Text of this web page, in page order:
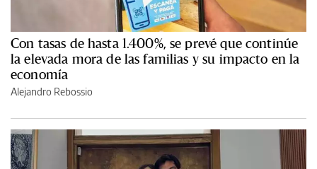
Con tasas de hasta 1.400%, se prevé que continúe
la elevada mora de las familias y su impacto en la
economía
Alejandro Rebossio